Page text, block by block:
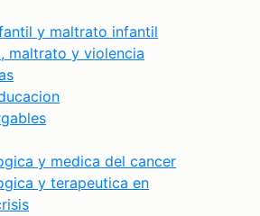
y maltrato infantil
maltrato y violencia
y medica del cancer
y terapeutica en